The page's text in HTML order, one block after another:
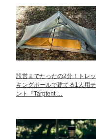
設営までたったの2分！トレッ
キングポールで建てる1人用テ
ント『Tarptent …